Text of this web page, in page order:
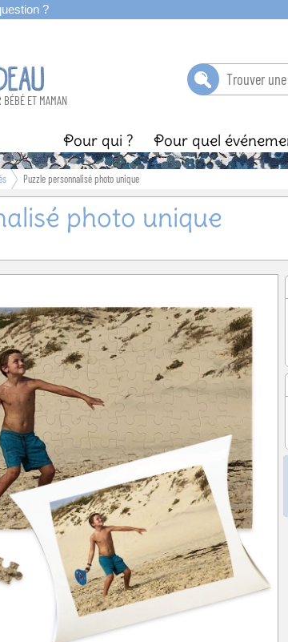
?
BÉBÉ ET MAMAN
Pour qui ? Pour quel
Naissance
Noël
Puzzle personnalisé photo unique
photo unique